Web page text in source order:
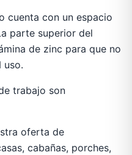
cuenta con un espacio
parte superior del
de zinc para que no
uso.
trabajo son
oferta de
cabañas, porches,